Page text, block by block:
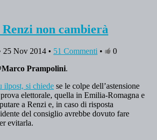
Renzi non cambierà
25 Nov 2014 • 51 Commenti •
0
Prampolini.
ilpost, si chiede se le colpe dell’astensione
elettorale, quella in Emilia-Romagna e
a Renzi e, in caso di risposta
del consiglio avrebbe dovuto fare
evitarla.